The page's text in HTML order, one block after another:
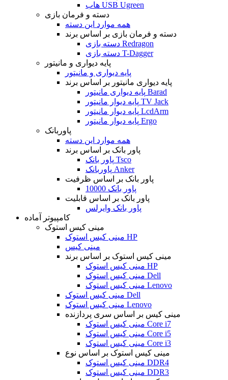
هاب USB Ugreen
دسته و فرمان بازی
همه موارد این دسته
دسته و فرمان بازی بر اساس برند
دسته بازی Redragon
دسته بازی T-Dagger
پایه دیواری و مانیتور
پایه دیواری و مانیتور
پایه دیواری مانیتور بر اساس برند
پایه دیواری مانیتور Barad
پایه دیوار مانیتور TV Jack
پایه دیوار مانیتور LcdArm
پایه دیوار مانیتور Ergo
پاوربانک
همه موارد این دسته
پاور بانک بر اساس برند
پاور بانک Tsco
پاوربانک Anker
پاور بانک بر اساس ظرفیت
پاور بانک 10000
پاور بانک بر اساس قابلیت
پاور بانک وایرلس
کامپیوتر آماده
مینی کیس استوک
مینی کیس استوک HP
مینی کیس
مینی کیس استوک بر اساس برند
مینی کیس استوک HP
مینی کیس استوک Dell
مینی کیس استوک Lenovo
مینی کیس استوک Dell
مینی کیس استوک Lenovo
مینی کیس بر اساس سری پردازنده
مینی کیس استوک Core i7
مینی کیس استوک Core i5
مینی کیس استوک Core i3
مینی کیس استوک بر اساس نوع
مینی کیس استوک DDR4
مینی کیس استوک DDR3